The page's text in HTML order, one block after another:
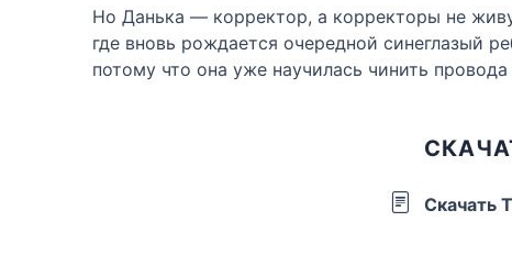
Но Данька — корректор, а корректоры не
где вновь рождается очередной синеглазый
потому что она уже научилась чинить
Скачать